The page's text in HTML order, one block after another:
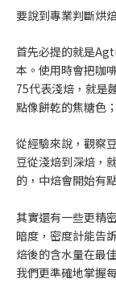
要說到專業判斷烘
首先必提的就是
本。使用時會把咖
75代表淺焙，就是
點像餅乾的焦糖色
從經驗來說，觀察
豆從淺焙到深焙，
的，中焙會開始有
其實還有一些更精
暗度，密度計能告
焙後的含水量在最
我們更準確地掌握